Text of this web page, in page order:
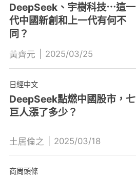
DeepSeek、宇樹科技⋯這一
代中國新創和上一代有何不
同？
黃齊元 2025/03/25
日經中文
DeepSeek點燃中國股市，七
巨人漲了多少？
土居倫之 2025/03/18
商周頭條